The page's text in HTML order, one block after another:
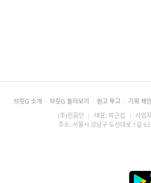
브릿G 소개 · 브릿G 둘러보기 · 원고 투고 · 기획 제
(주)민음인 | 대표: 박근섭 | 사업
주소: 서울시 강남구 도산대로 1길